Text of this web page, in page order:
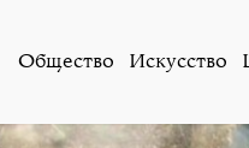
Общество Искусство
«Месяцами уже